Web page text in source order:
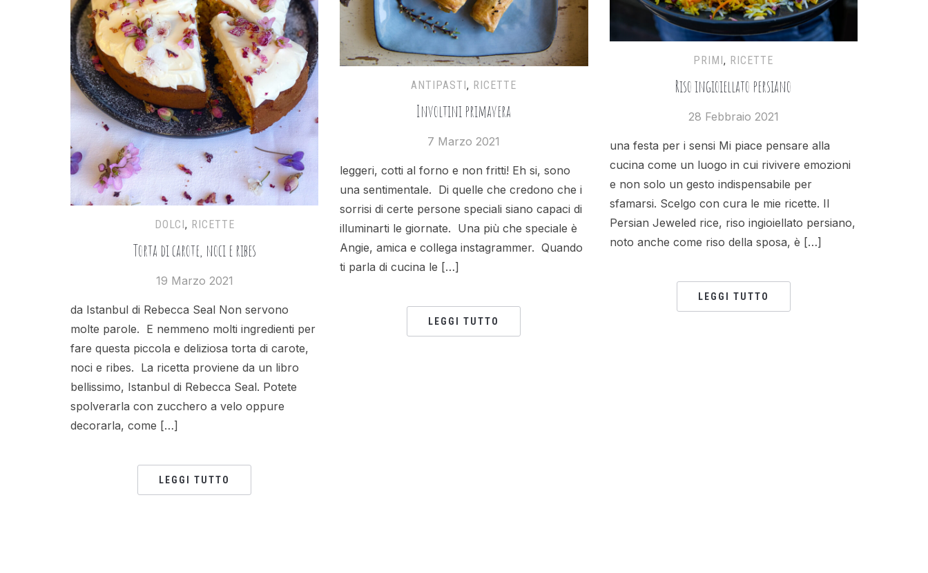
DOLCI , RICETTE
Torta di carote, noci e ribes
19 Marzo 2021
da Istanbul di Rebecca Seal Non servono
molte parole. E nemmeno molti ingredienti per
fare questa piccola e deliziosa torta di carote,
noci e ribes. La ricetta proviene da un libro
bellissimo, Istanbul di Rebecca Seal. Potete
spolverarla con zucchero a velo oppure
decorarla, come […]
LEGGI TUTTO
ANTIPASTI, RICETTE
Involtini primavera
7 Marzo 2021
leggeri, cotti al forno e non fritti! Eh si, sono
una sentimentale. Di quelle che credono che i
sorrisi di certe persone speciali siano capaci di
illuminarti le giornate. Una più che speciale è
Angie, amica e collega instagrammer. Quando
ti parla di cucina le […]
LEGGI TUTTO
PRIMI, RICETTE
Riso ingioiellato persiano
28 Febbraio 2021
una festa per i sensi Mi piace pensare alla
cucina come un luogo in cui rivivere emozioni
e non solo un gesto indispensabile per
sfamarsi. Scelgo con cura le mie ricette. Il
Persian Jeweled rice, riso ingioiellato persiano,
noto anche come riso della sposa, è […]
LEGGI TUTTO